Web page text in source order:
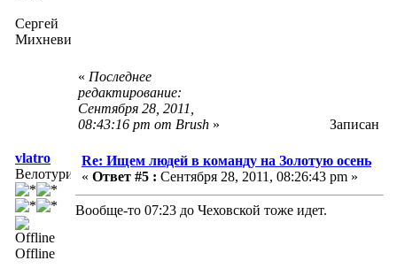
Сергей
Михневич
« Последнее
редактирование:
Сентября 28, 2011,
08:43:16 pm от Brush » Записан
vlatro
Велотурист
Offline
Re: Ищем людей в команду на Золотую осень
« Ответ #5 : Сентября 28, 2011, 08:26:43 pm »
Вообще-то 07:23 до Чеховской тоже идет.